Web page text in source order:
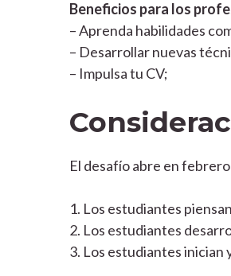
Beneficios para los
– Aprenda habilidades
– Desarrollar nuevas
– Impulsa tu CV;
El desafío abre en
1. Los estudiantes
2. Los estudiantes
3. Los estudiantes inician